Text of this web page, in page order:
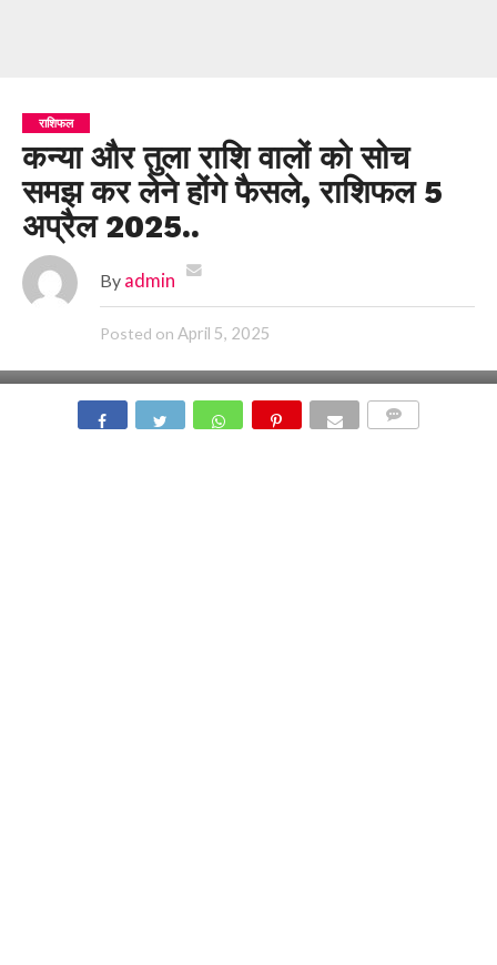
राशिफल
कन्या और तुला राशि वालों को सोच
समझ कर लेने होंगे फैसले, राशिफल 5
अप्रैल 2025..
By admin
Posted on April 5, 2025